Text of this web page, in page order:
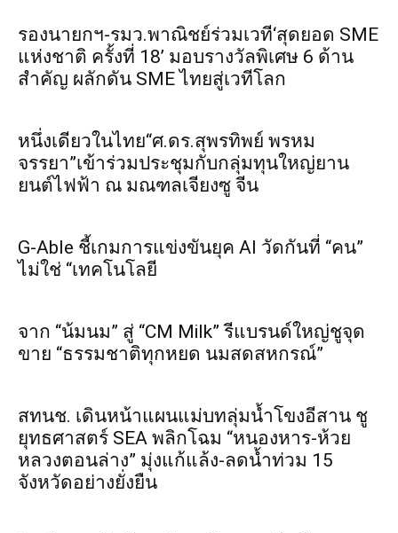
รองนายกฯ-รมว.พาณิชย์ร่วมเวที‘สุดยอด SME
แห่งชาติ ครั้งที่ 18’ มอบรางวัลพิเศษ 6 ด้าน
สำคัญ ผลักดัน SME ไทยสู่เวทีโลก
หนึ่งเดียวในไทย“ศ.ดร.สุพรทิพย์ พรหม
จรรยา”เข้าร่วมประชุมกับกลุ่มทุนใหญ่ยาน
ยนต์ไฟฟ้า ณ มณฑลเจียงซู จีน
G-Able ชี้เกมการแข่งขันยุค AI วัดกันที่ “คน”
ไม่ใช่ “เทคโนโลยี
จาก “น้มนม” สู่ “CM Milk” รีแบรนด์ใหญ่ชูจุด
ขาย “ธรรมชาติทุกหยด นมสดสหกรณ์”
สทนช. เดินหน้าแผนแม่บทลุ่มน้ำโขงอีสาน ชู
ยุทธศาสตร์ SEA พลิกโฉม “หนองหาร-ห้วย
หลวงตอนล่าง” มุ่งแก้แล้ง-ลดน้ำท่วม 15
จังหวัดอย่างยั่งยืน